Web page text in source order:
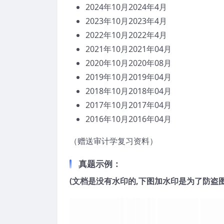
2024年10月2024年4月
2023年10月2023年4月
2022年10月2022年4月
2021年10月2021年04月
2020年10月2020年08月
2019年10月2019年04月
2018年10月2018年04月
2017年10月2017年04月
2016年10月2016年04月
（赠送审计学复习资料）
真题示例：
(文档是没有水印的,下图加水印是为了防盗